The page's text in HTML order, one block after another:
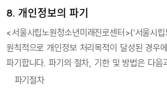
8. 개인정보의 파기
<서울시립노원청소년미래진로센터>('서울시
원칙적으로 개인정보 처리목적이 달성된 경우
파기합니다. 파기의 절차, 기한 및 방법은 다음
파기절차